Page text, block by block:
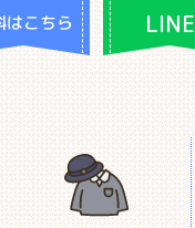
はこちら LINE